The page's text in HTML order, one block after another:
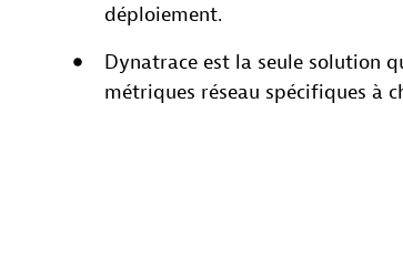
déploiement.
Dynatrace est la seule solution
métriques réseau spécifiques à